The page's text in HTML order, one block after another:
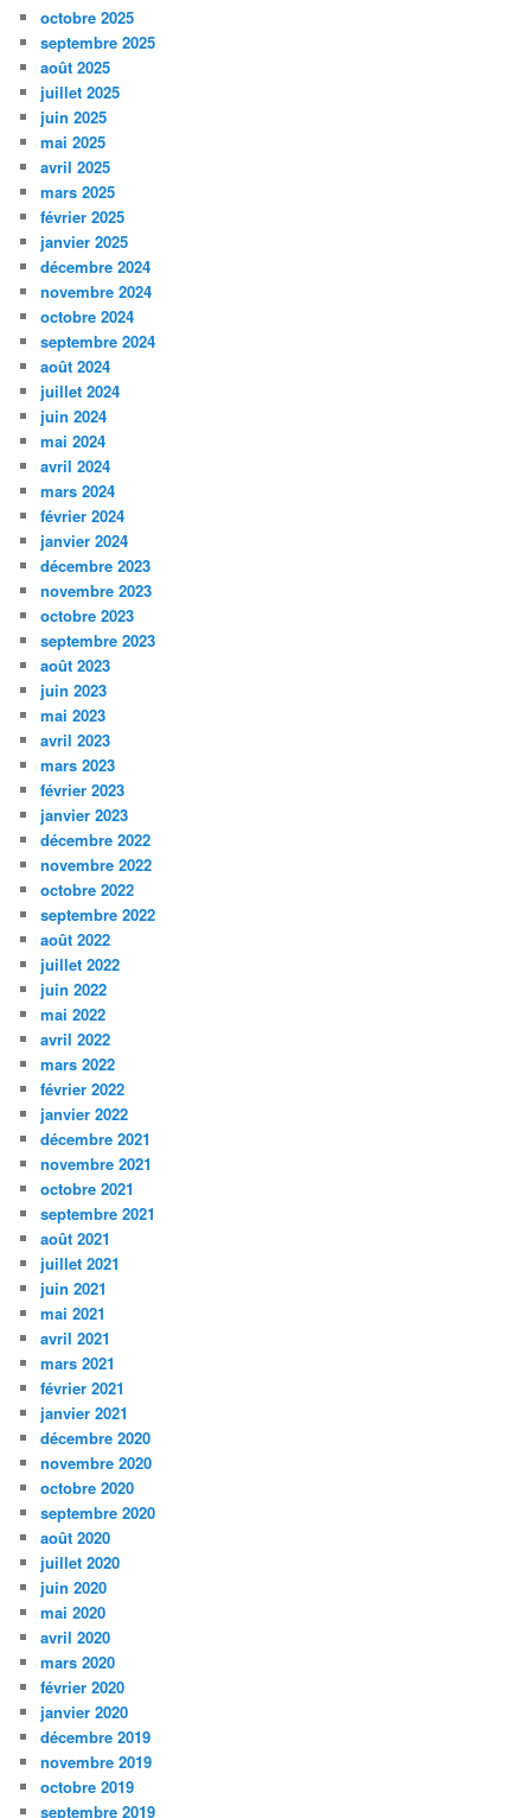
octobre 2025
septembre 2025
août 2025
juillet 2025
juin 2025
mai 2025
avril 2025
mars 2025
février 2025
janvier 2025
décembre 2024
novembre 2024
octobre 2024
septembre 2024
août 2024
juillet 2024
juin 2024
mai 2024
avril 2024
mars 2024
février 2024
janvier 2024
décembre 2023
novembre 2023
octobre 2023
septembre 2023
août 2023
juin 2023
mai 2023
avril 2023
mars 2023
février 2023
janvier 2023
décembre 2022
novembre 2022
octobre 2022
septembre 2022
août 2022
juillet 2022
juin 2022
mai 2022
avril 2022
mars 2022
février 2022
janvier 2022
décembre 2021
novembre 2021
octobre 2021
septembre 2021
août 2021
juillet 2021
juin 2021
mai 2021
avril 2021
mars 2021
février 2021
janvier 2021
décembre 2020
novembre 2020
octobre 2020
septembre 2020
août 2020
juillet 2020
juin 2020
mai 2020
avril 2020
mars 2020
février 2020
janvier 2020
décembre 2019
novembre 2019
octobre 2019
septembre 2019